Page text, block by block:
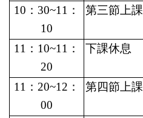
10 ：30~11：
10
第三節上課
11 ：10~11：
20
下課休息
11 ：20~12：
00
第四節上課